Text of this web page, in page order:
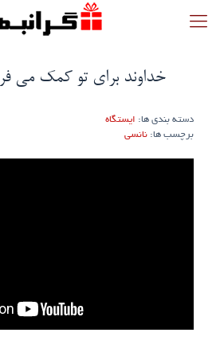
خداوند برای تو کمک می
دسته بندی ها: ایستگاه
برچسب ها: نانسی